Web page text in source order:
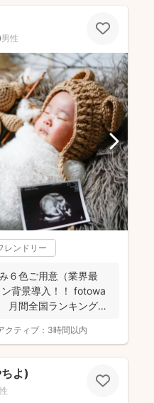
男性
レンドリー
６色ご用意（業界最
背景導入！！ fotowa
月間全国ランキング１
クティブ： 3時間以内
よ)